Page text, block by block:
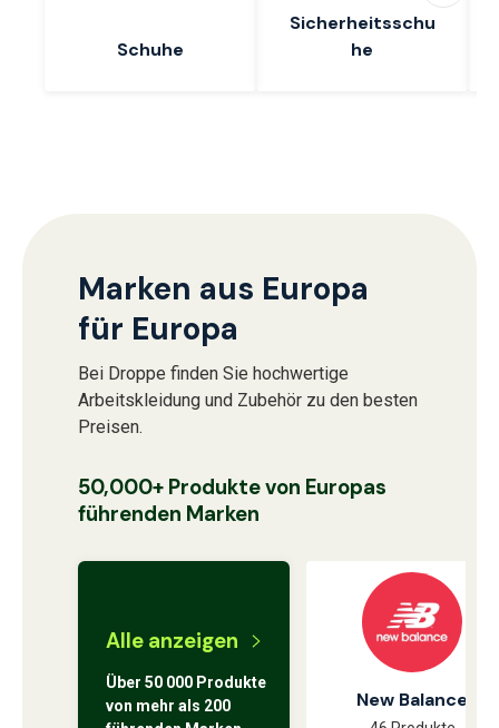
Schuhe
Sicherheitsschu
he
Marken aus Europa
für Europa
Bei Droppe finden Sie hochwertige
Arbeitskleidung und Zubehör zu den besten
Preisen.
50,000+ Produkte von Europas
führenden Marken
Alle anzeigen
Über 50 000 Produkte
von mehr als 200
New Balance